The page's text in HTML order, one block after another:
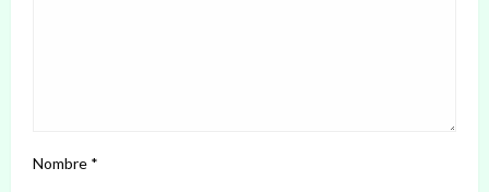
Nombre *